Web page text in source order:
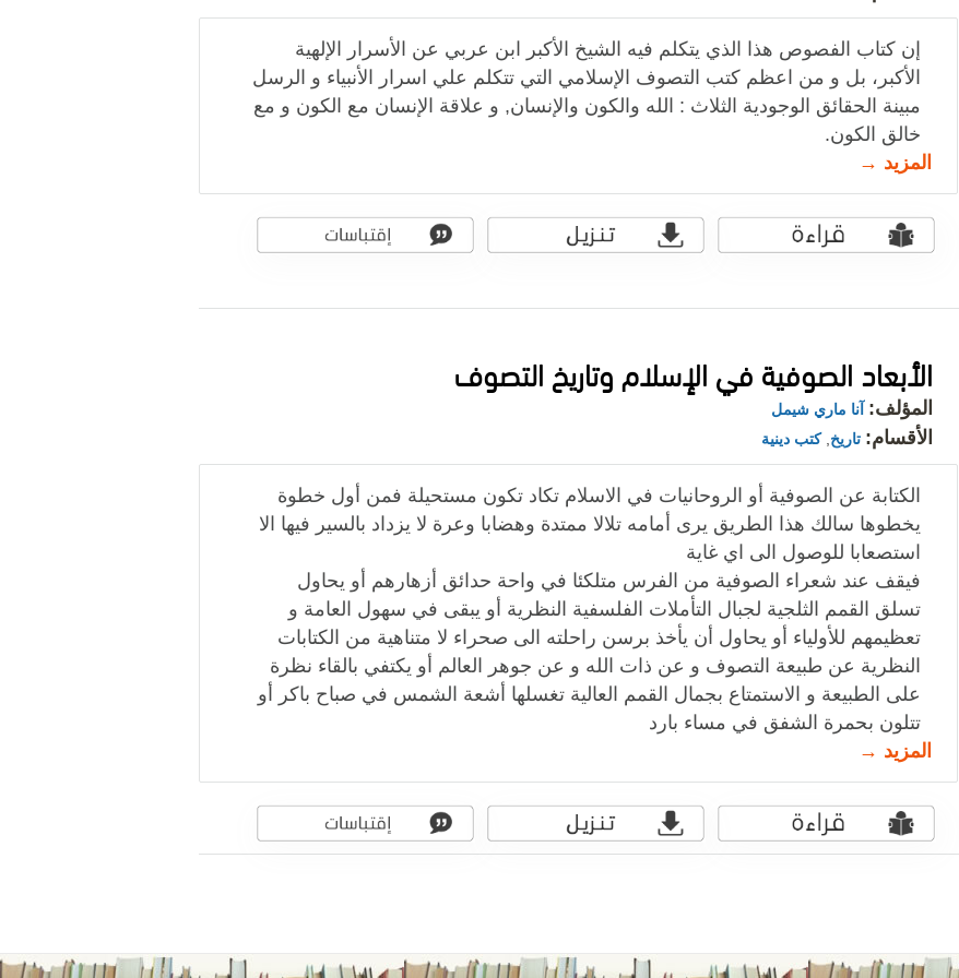
إن كتاب الفصوص هذا الذي يتكلم فيه الشيخ الأكبر ابن عربي عن الأسرار الإلهية
الأكبر، بل و من اعظم كتب التصوف الإسلامي التي تتكلم علي اسرار الأنبياء و الرسل
مبينة الحقائق الوجودية الثلاث : الله والكون والإنسان, و علاقة الإنسان مع الكون و مع
خالق الكون.
المزيد →
الأبعاد الصوفية في الإسلام وتاريخ التصوف
المؤلف: آنا ماري شيمل
الأقسام: تاريخ ,كتب دينية
الكتابة عن الصوفية أو الروحانيات في الاسلام تكاد تكون مستحيلة فمن أول خطوة
يخطوها سالك هذا الطريق يرى أمامه تلالا ممتدة وهضابا وعرة لا يزداد بالسير فيها الا
استصعابا للوصول الى اي غاية
فيقف عند شعراء الصوفية من الفرس متلكئا في واحة حدائق أزهارهم أو يحاول
تسلق القمم الثلجية لجبال التأملات الفلسفية النظرية أو يبقى في سهول العامة و
تعظيمهم للأولياء أو يحاول أن يأخذ برسن راحلته الى صحراء لا متناهية من الكتابات
النظرية عن طبيعة التصوف و عن ذات الله و عن جوهر العالم أو يكتفي بالقاء نظرة
على الطبيعة و الاستمتاع بجمال القمم العالية تغسلها أشعة الشمس في صباح باكر أو
تتلون بحمرة الشفق في مساء بارد
المزيد →